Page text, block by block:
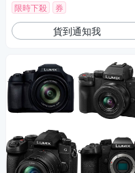
限時下殺
券
貨到通知我